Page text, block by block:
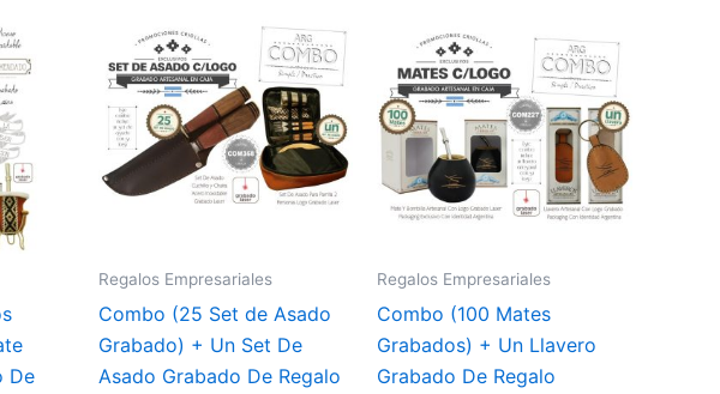
De
Regalos Empresariales
Combo (25 Set de Asado
Grabado) + Un Set De
Asado Grabado De Regalo
Regalos Empresariales
Combo (100 Mates
Grabados) + Un Llavero
Grabado De Regalo